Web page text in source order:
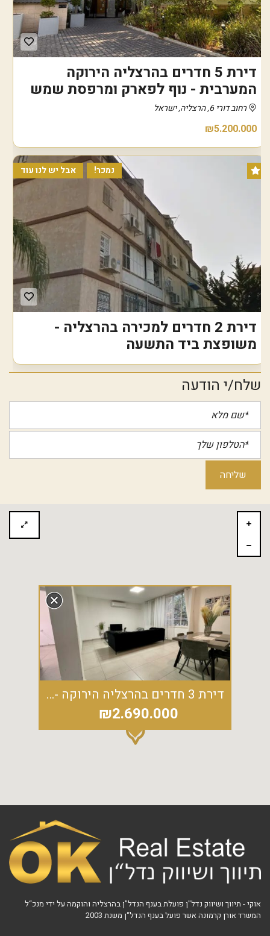
דירת 5 חדרים בהרצליה הירוקה
המערבית - נוף לפארק ומרפסת שמש
רחוב דורי 6, הרצליה, ישראל
₪5.200.000
אבל יש לנו עוד נמכר!
דירת 2 חדרים למכירה בהרצליה -
משופצת ביד התשעה
שלח/י הודעה
דירת 3 חדרים בהרצליה הירוקה - ענקית ברחוב יגאל אלון
₪2.690.000
אוקי - תיווך ושיווק נדל"ן פועלת בענף הנדל"ן בהרצליה והוקמה על ידי מנכ“ל
המשרד אורן קרמונה אשר פועל בענף הנדל“ן משנת 2003